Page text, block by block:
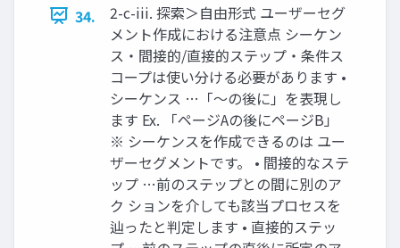
34.
2-c-iii. 探索＞自由形式 ユーザーセグ
メント作成における注意点 シーケン
ス・間接的/直接的ステップ・条件ス
コープは使い分ける必要があります •
シーケンス …「～の後に」を表現し
ます Ex. 「ページAの後にページB」
※ シーケンスを作成できるのは ユー
ザーセグメントです。 • 間接的なステ
ップ …前のステップとの間に別のア
ク ションを介しても該当プロセスを
辿ったと判定します • 直接的ステッ